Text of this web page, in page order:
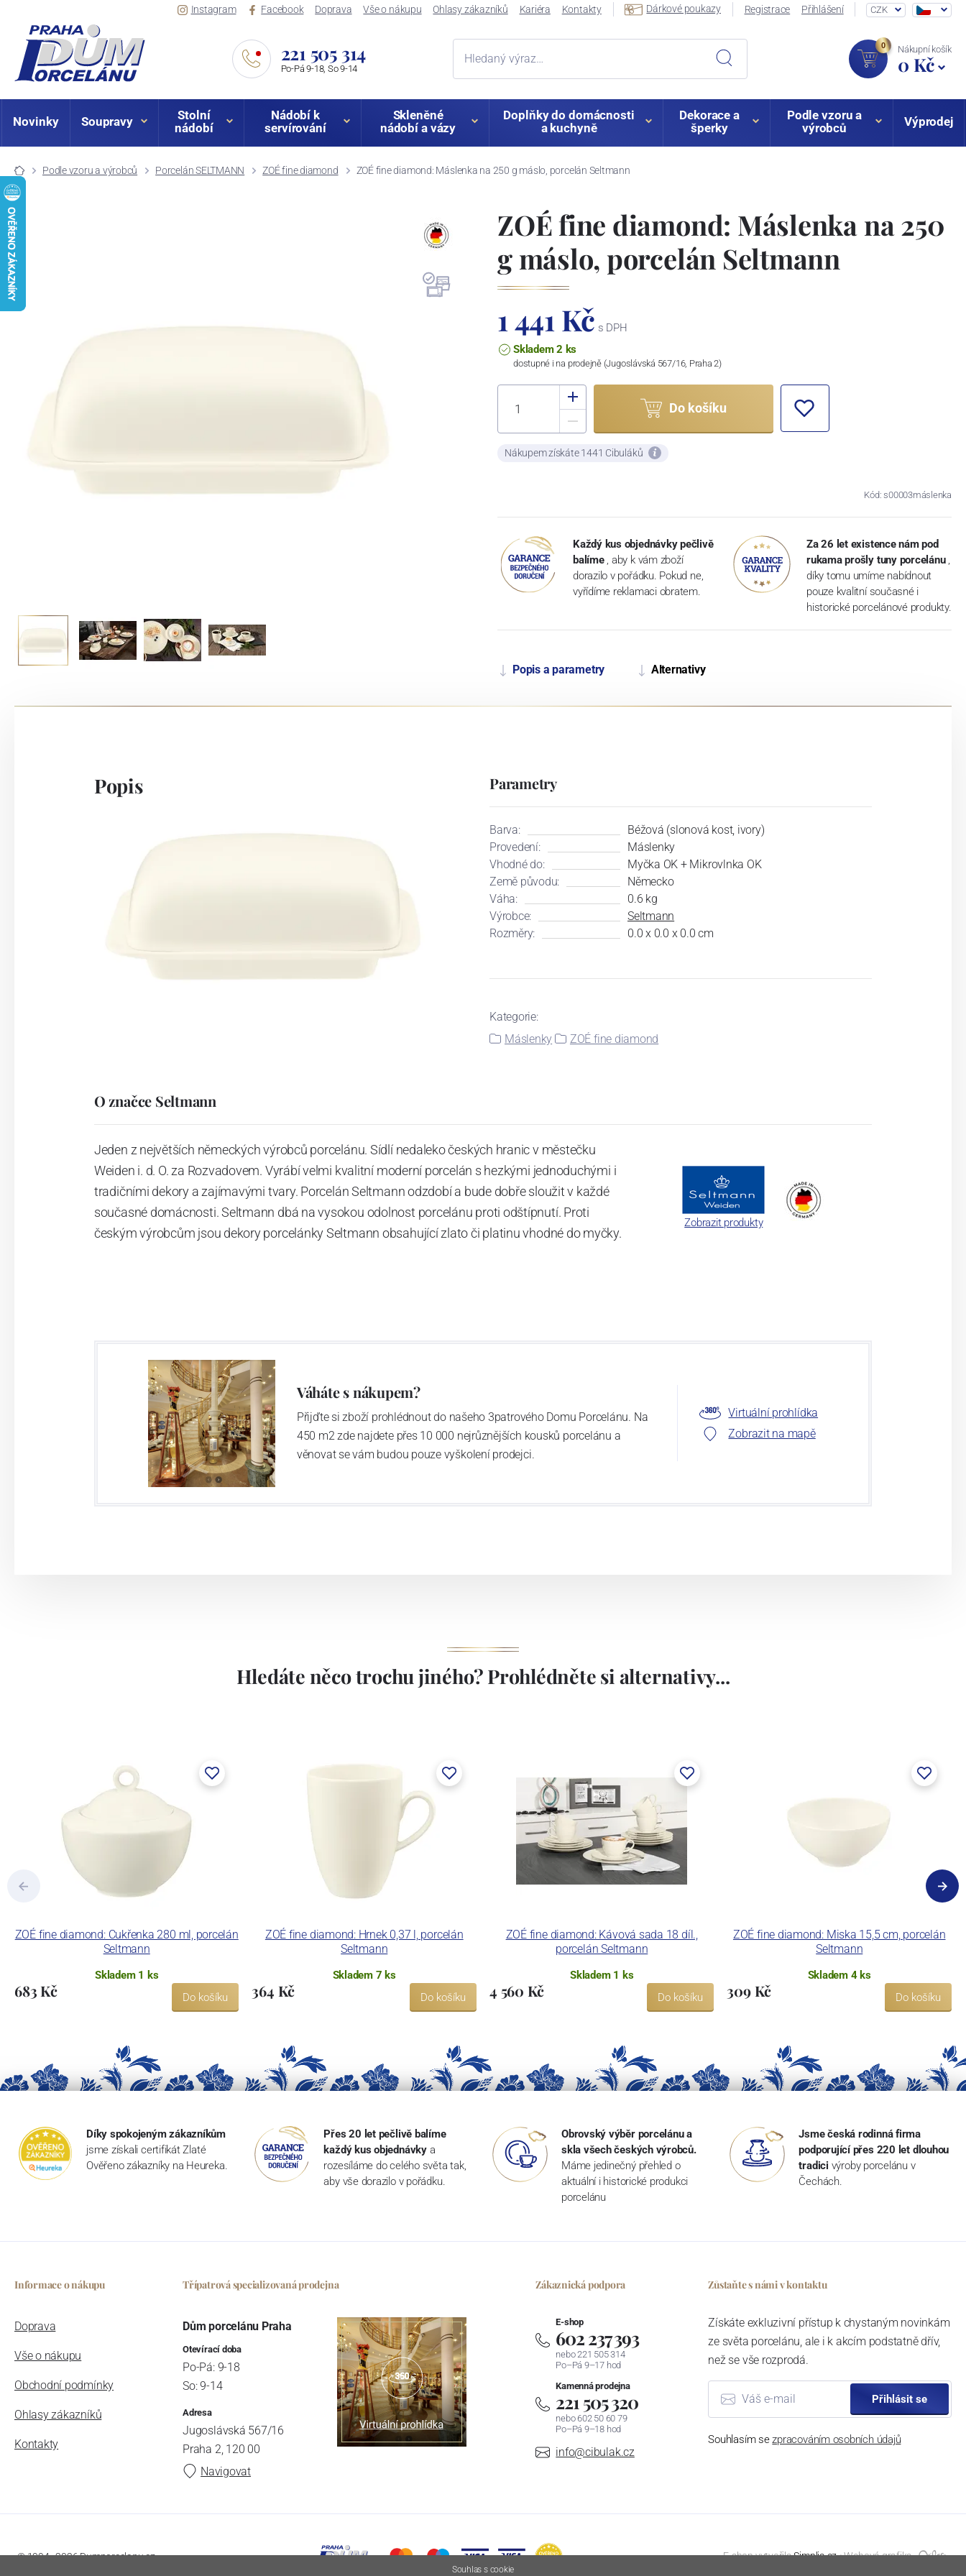
Instagram Facebook Doprava Vše o nákupu Ohlasy zákazníků Kariéra Kontakty Dárkové poukazy Registrace Přihlášení CZK
221 505 314
Po-Pá 9-18, So 9-14
0 Nákupní košík
0 Kč
Novinky Soupravy
Stolní
nádobí
Nádobí k
servírování
Skleněné
nádobí a vázy
Doplňky do domácnosti
a kuchyně
Dekorace a
šperky
Podle vzoru a
výrobců
Výprodej
Podle vzoru a výrobců Porcelán SELTMANN ZOÉ fine diamond ZOÉ fine diamond: Máslenka na 250 g máslo, porcelán Seltmann
ZOÉ fine diamond: Máslenka na 250
g máslo, porcelán Seltmann
1 441 Kč s DPH
Skladem 2 ks
dostupné i na prodejně (Jugoslávská 567/16, Praha 2)
Do košíku
Nákupem získáte 1441 Cibuláků
Kód: s00003máslenka
Každý kus objednávky pečlivě
balíme , aby k vám zboží
dorazilo v pořádku. Pokud ne,
vyřídíme reklamaci obratem.
Za 26 let existence nám pod
rukama prošly tuny porcelánu ,
díky tomu umíme nabídnout
pouze kvalitní současné i
historické porcelánové produkty.
Popis a parametry Alternativy
Popis Parametry
Barva:
Béžová (slonová kost, ivory)
Provedení:
Máslenky
Vhodné do:
Myčka OK + Mikrovlnka OK
Země původu:
Německo
Váha:
0.6 kg
Výrobce:
Seltmann
Rozměry:
0.0 x 0.0 x 0.0 cm
Kategorie:
Máslenky
ZOÉ fine diamond
O značce Seltmann
Jeden z největších německých výrobců porcelánu. Sídlí nedaleko českých hranic v městečku
Weiden i. d. O. za Rozvadovem. Vyrábí velmi kvalitní moderní porcelán s hezkými jednoduchými i
tradičními dekory a zajímavými tvary. Porcelán Seltmann odzdobí a bude dobře sloužit v každé
současné domácnosti. Seltmann dbá na vysokou odolnost porcelánu proti odštípnutí. Proti
českým výrobcům jsou dekory porcelánky Seltmann obsahující zlato či platinu vhodné do myčky.
Zobrazit produkty
Váháte s nákupem?
Přijďte si zboží prohlédnout do našeho 3patrového Domu Porcelánu. Na
450 m2 zde najdete přes 10 000 nejrůznějších kousků porcelánu a
věnovat se vám budou pouze vyškolení prodejci.
Virtuální prohlídka
Zobrazit na mapě
Hledáte něco trochu jiného? Prohlédněte si alternativy...
ZOÉ fine diamond: Cukřenka 280 ml, porcelán
Seltmann
Skladem 1 ks
683 Kč Do košíku
ZOÉ fine diamond: Hrnek 0,37 l, porcelán
Seltmann
Skladem 7 ks
364 Kč Do košíku
ZOÉ fine diamond: Kávová sada 18 díl.,
porcelán Seltmann
Skladem 1 ks
4 560 Kč Do košíku
ZOÉ fine diamond: Miska 15,5 cm, porcelán
Seltmann
Skladem 4 ks
309 Kč Do košíku
Díky spokojeným zákazníkům
jsme získali certifikát Zlaté
Ověřeno zákazníky na Heureka.
Přes 20 let pečlivě balíme
každý kus objednávky a
rozesíláme do celého světa tak,
aby vše dorazilo v pořádku.
Obrovský výběr porcelánu a
skla všech českých výrobců.
Máme jedinečný přehled o
aktuální i historické produkci
porcelánu
Jsme česká rodinná firma
podporující přes 220 let dlouhou
tradici výroby porcelánu v
Čechách.
Informace o nákupu
Doprava
Vše o nákupu
Obchodní podmínky
Ohlasy zákazníků
Kontakty
Třípatrová specializovaná prodejna
Dům porcelánu Praha
Otevírací doba
Po-Pá: 9-18
So: 9-14
Adresa
Jugoslávská 567/16
Praha 2, 120 00
Navigovat
Zákaznická podpora
E-shop
602 237 393
nebo 221 505 314
Po–Pá 9–17 hod
Kamenná prodejna
221 505 320
nebo 602 50 60 79
Po–Pá 9–18 hod
info@cibulak.cz
Zůstaňte s námi v kontaktu
Získáte exkluzivní přístup k chystaným novinkám
ze světa porcelánu, ale i k akcím podstatně dřív,
než se vše rozprodá.
Přihlásit se
Souhlasím sezpracováním osobních údajů
© 1994–2026 Dumporcelanu.cz E-shop vytvořilaSimplia.cz⦁ Webová grafika
Souhlas s cookie